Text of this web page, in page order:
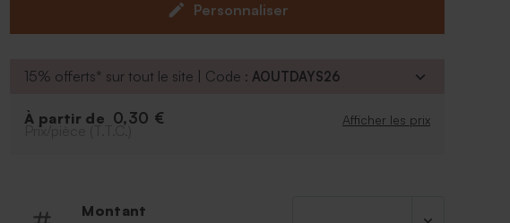
Personnaliser
15% offerts* sur tout le site | Code :AOUTDAYS26
À partir de 0,30 € Afficher les prix
Prix/pièce (T.T.C.)
Montant